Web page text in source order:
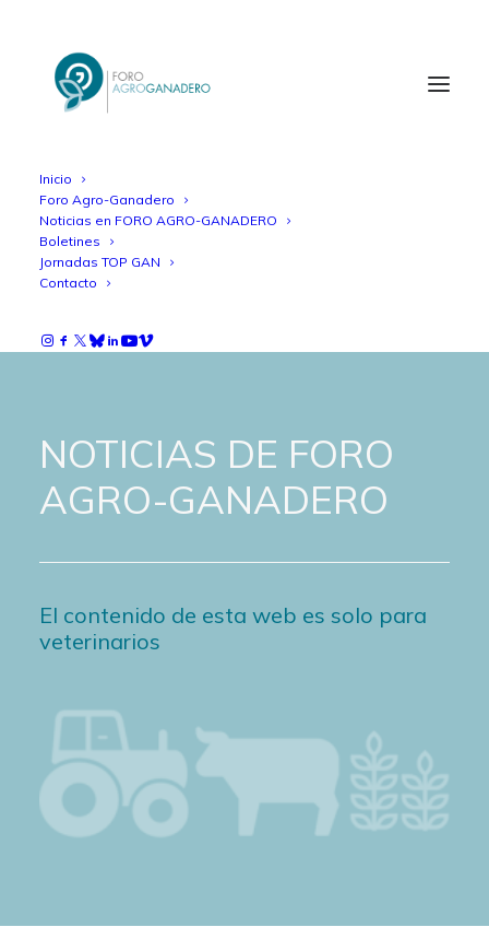
Inicio
Foro Agro-Ganadero
Noticias en FORO AGRO-GANADERO
Boletines
Jornadas TOP GAN
Contacto
NOTICIAS DE FORO
AGRO-GANADERO
El contenido de esta web es solo para
veterinarios